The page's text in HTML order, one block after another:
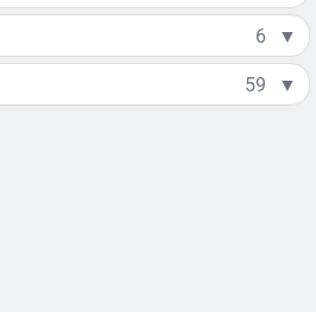
6 ▼
59 ▼